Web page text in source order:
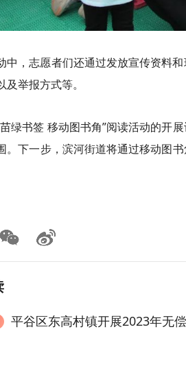
中，志愿者们还通过发放宣传资料
及举报方式等。
绿书签 移动图书角”阅读活动的开
。下一步，滨河街道将通过移动图
平谷区东高村镇开展2023年无